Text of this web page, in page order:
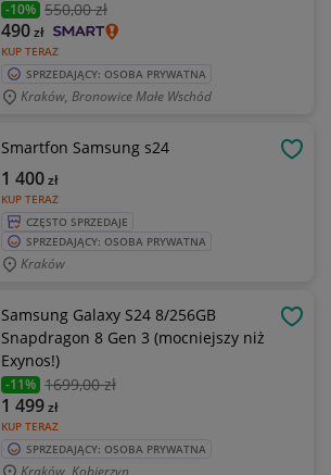
-10% 550,00 zł
KUP TERAZ
490zł
SPRZEDAJĄCY: OSOBA PRYWATNA
Kraków, Bronowice Małe Wschód
Smartfon Samsung s24
KUP TERAZ
1 400zł
CZĘSTO SPRZEDAJE
SPRZEDAJĄCY: OSOBA PRYWATNA
Kraków
Samsung Galaxy S24 8/256GB
Snapdragon 8 Gen 3 (mocniejszy niż
Exynos!)
-11% 1699,00 zł
KUP TERAZ
1 499zł
SPRZEDAJĄCY: OSOBA PRYWATNA
Kraków, Kobierzyn